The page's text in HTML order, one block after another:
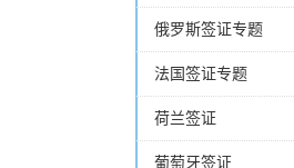
俄罗斯签证专题
法国签证专题
荷兰签证
葡萄牙签证